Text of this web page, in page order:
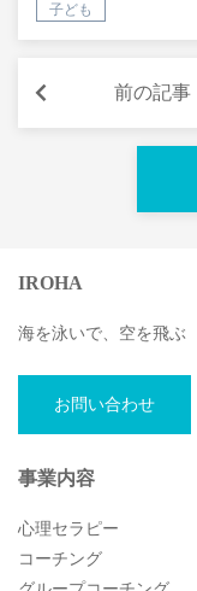
子ども
前の記事
IROHA
海を泳いで、空を飛ぶ
お問い合わせ
事業内容
心理セラピー
コーチング